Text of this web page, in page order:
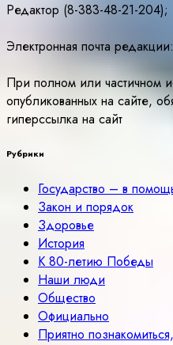
Редактор (8-383-48-21-204);
Электронная почта
При полном или частичном
опубликованных на сайте,
гиперссылка на сайт
Рубрики
Государство – в
Закон и порядок
Здоровье
История
К 80-летию Победы
Наши люди
Общество
Официально
Приятно